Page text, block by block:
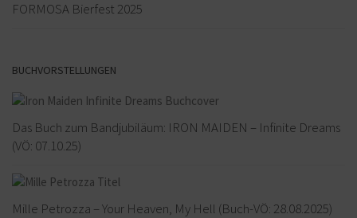
FORMOSA Bierfest 2025
BUCHVORSTELLUNGEN
Das Buch zum Bandjubiläum: IRON MAIDEN – Infinite Dreams
(VÖ: 07.10.25)
Mille Petrozza – Your Heaven, My Hell (Buch-VÖ: 28.08.2025)